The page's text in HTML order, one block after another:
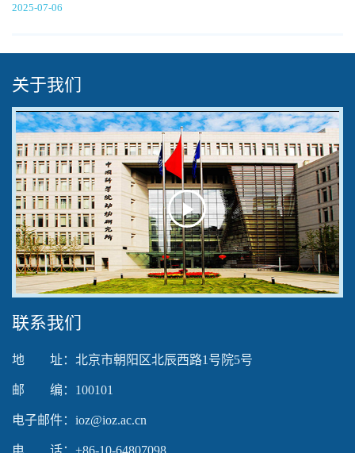
2025-07-06
关于我们
Play
Video
联系我们
地 址：北京市朝阳区北辰西路1号院5号
邮 编：100101
电子邮件：ioz@ioz.ac.cn
电 话：+86-10-64807098